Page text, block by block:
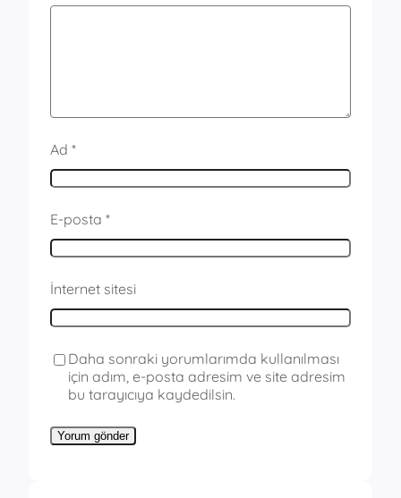
Ad *
E-posta *
İnternet sitesi
Daha sonraki yorumlarımda kullanılması
için adım, e-posta adresim ve site adresim
bu tarayıcıya kaydedilsin.